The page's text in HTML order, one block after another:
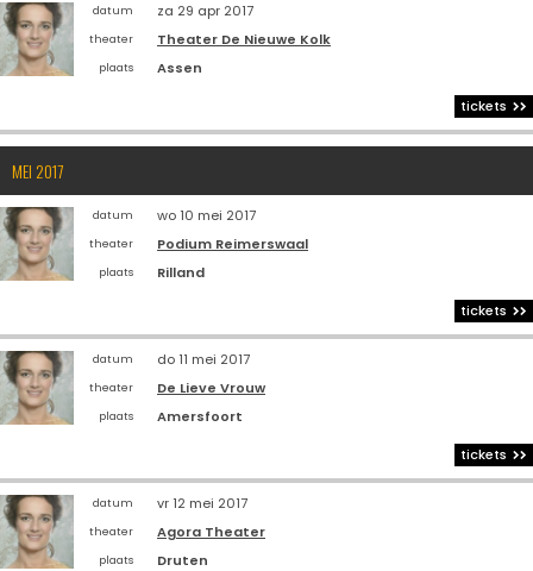
datum za 29 apr 2017
theater Theater De Nieuwe Kolk
plaats
Assen
tickets
MEI 2017
datum wo 10 mei 2017
theater Podium Reimerswaal
plaats
Rilland
tickets
datum do 11 mei 2017
theater De Lieve Vrouw
plaats
Amersfoort
tickets
datum vr 12 mei 2017
theater Agora Theater
plaats
Druten